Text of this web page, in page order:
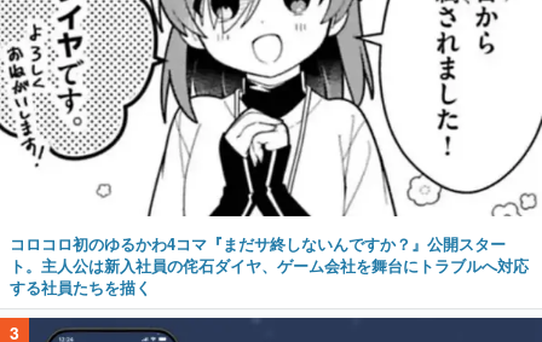
コロコロ初のゆるかわ4コマ『まだサ終しないんですか？』公開スター
ト。主人公は新入社員の侘石ダイヤ、ゲーム会社を舞台にトラブルへ対応
する社員たちを描く
3